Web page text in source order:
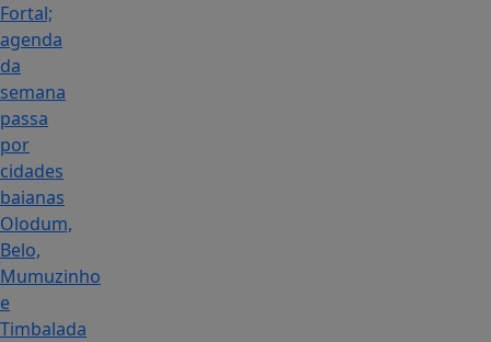
Fortal;
agenda
da
semana
passa
por
cidades
baianas
Olodum,
Belo,
Mumuzinho
e
Timbalada